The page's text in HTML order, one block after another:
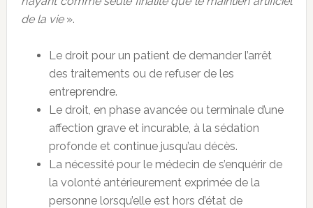
de la vie ».
Le droit pour un patient de demander l’arrêt
des traitements ou de refuser de les
entreprendre.
Le droit, en phase avancée ou terminale d’une
affection grave et incurable, à la sédation
profonde et continue jusqu’au décès.
La nécessité pour le médecin de s’enquérir de
la volonté antérieurement exprimée de la
personne lorsqu’elle est hors d’état de